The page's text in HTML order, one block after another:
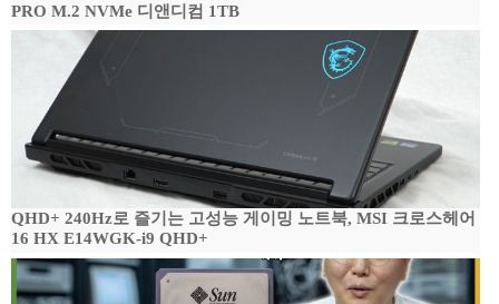
PRO M.2 NVMe 디앤디컴 1TB
QHD+ 240Hz로 즐기는 고성능 게이밍 노트북, MSI 크로스헤어
16 HX E14WGK-i9 QHD+